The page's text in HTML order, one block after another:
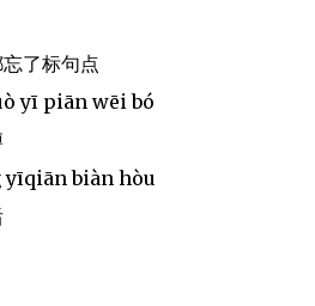
了标句点
yī piān wēi bó
biàn hòu